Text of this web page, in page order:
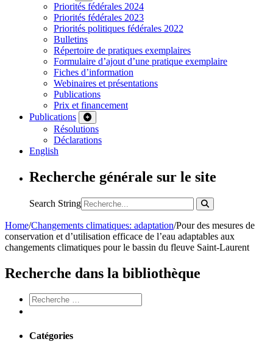
Priorités fédérales 2024
Priorités fédérales 2023
Priorités politiques fédérales 2022
Bulletins
Répertoire de pratiques exemplaires
Formulaire d’ajout d’une pratique exemplaire
Fiches d’information
Webinaires et présentations
Publications
Prix et financement
Publications
Résolutions
Déclarations
English
Recherche générale sur le site
Search String
Home/Changements climatiques: adaptation/Pour des mesures de
conservation et d’utilisation efficace de l’eau adaptables aux
changements climatiques pour le bassin du fleuve Saint-Laurent
Recherche dans la bibliothèque
Catégories